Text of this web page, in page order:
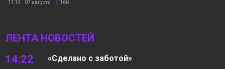
11:19 07 августа 160
ЛЕНТА НОВОСТЕЙ
14:22 «Сделано с заботой»